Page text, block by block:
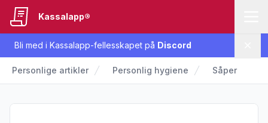
Bli med i Kassalapp-fellesskapet på Discord
Kassalapp®
Personlige artikler Personlig hygiene Såper